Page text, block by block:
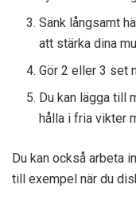
Sänk långsamt
att stärka dina
Gör 2 eller 3 set
Du kan lägga till
hålla i fria vikter
Du kan också arbeta
till exempel när du